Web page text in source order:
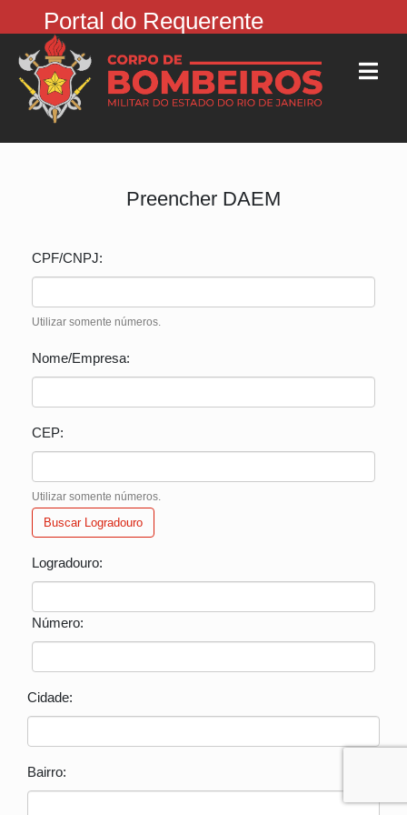
Portal do Requerente
Preencher DAEM
CPF/CNPJ:
Utilizar somente números.
Nome/Empresa:
CEP:
Utilizar somente números.
Buscar Logradouro
Logradouro:
Número:
Cidade:
Bairro: